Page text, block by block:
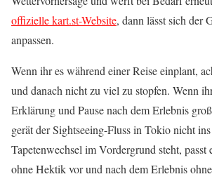
offizielle kart.st-Website, dann lässt sich der
anpassen.
Wenn ihr es während einer Reise einplant,
und danach nicht zu viel zu stopfen. Wenn
Erklärung und Pause nach dem Erlebnis
gerät der Sightseeing-Fluss in Tokio nicht
Tapetenwechsel im Vordergrund steht, passt
ohne Hektik vor und nach dem Erlebnis